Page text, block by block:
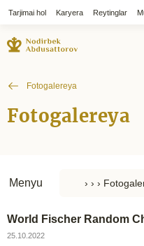
Tarjimai hol Karyera Reytinglar
Fotogalereya
Fotogalereya
Menyu
World Fischer Random
25.10.2022